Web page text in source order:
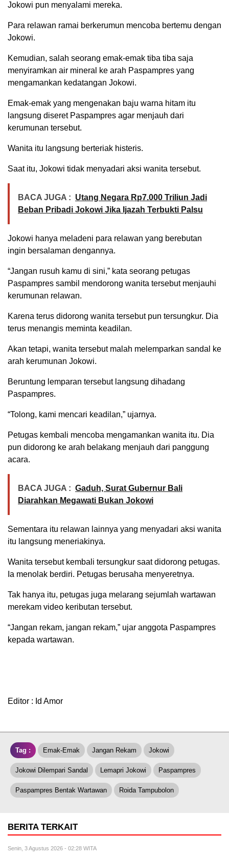
Jokowi pun menyalami mereka.
Para relawan ramai berkerumun mencoba bertemu dengan
Jokowi.
Kemudian, salah seorang emak-emak tiba tiba saja
menyiramkan air mineral ke arah Paspampres yang
mengamankan kedatangan Jokowi.
Emak-emak yang mengenakan baju warna hitam itu
langsung diseret Paspampres agar menjauh dari
kerumunan tersebut.
Wanita itu langsung berteriak histeris.
Saat itu, Jokowi tidak menyadari aksi wanita tersebut.
BACA JUGA : Utang Negara Rp7.000 Triliun Jadi
Beban Pribadi Jokowi Jika Ijazah Terbukti Palsu
Jokowi hanya meladeni para relawan yang berebutan
ingin bersalaman dengannya.
“Jangan rusuh kamu di sini,” kata seorang petugas
Paspampres sambil mendorong wanita tersebut menjauhi
kerumunan relawan.
Karena terus didorong wanita tersebut pun tersungkur. Dia
terus menangis meminta keadilan.
Akan tetapi, wanita tersebut malah melemparkan sandal ke
arah kerumunan Jokowi.
Beruntung lemparan tersebut langsung dihadang
Paspampres.
“Tolong, kami mencari keadilan,” ujarnya.
Petugas kembali mencoba mengamankan wanita itu. Dia
pun didorong ke arah belakang menjauh dari panggung
acara.
BACA JUGA : Gaduh, Surat Gubernur Bali
Diarahkan Megawati Bukan Jokowi
Sementara itu relawan lainnya yang menyadari aksi wanita
itu langsung meneriakinya.
Wanita tersebut kembali tersungkur saat didorong petugas.
Ia menolak berdiri. Petugas berusaha menyeretnya.
Tak hanya itu, petugas juga melarang sejumlah wartawan
merekam video keributan tersebut.
“Jangan rekam, jangan rekam,” ujar anggota Paspampres
kepada wartawan.
Editor : Id Amor
Tag : Emak-Emak Jangan Rekam Jokowi
Jokowi Dilempari Sandal Lemapri Jokowi Paspampres
Paspampres Bentak Wartawan Roida Tampubolon
BERITA TERKAIT
Senin, 3 Agustus 2026 - 02:28 WITA